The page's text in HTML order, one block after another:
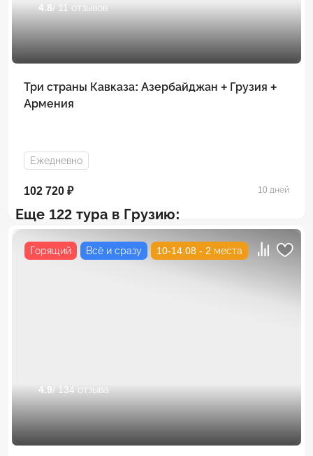
4.8/ 11 отзывов
Три страны Кавказа: Азербайджан + Грузия +
Армения
Ежедневно
102 720 ₽ 10 дней
Еще 122 тура в Грузию:
Горящий Всё и сразу 10-14.08 - 2 места
4.9/ 134 отзыва